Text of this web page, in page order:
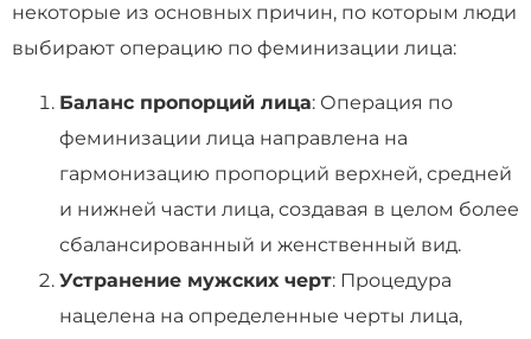
некоторые из основных причин, по которым люди
выбирают операцию по феминизации лица:
Баланс пропорций лица: Операция по
феминизации лица направлена на
гармонизацию пропорций верхней, средней
и нижней части лица, создавая в целом более
сбалансированный и женственный вид.
Устранение мужских черт: Процедура
нацелена на определенные черты лица,